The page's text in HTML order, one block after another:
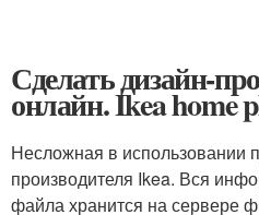
Сделать дизайн-
онлайн. Ikea home
Несложная в использовании
производителя Ikea. Вся
файла хранится на сервере